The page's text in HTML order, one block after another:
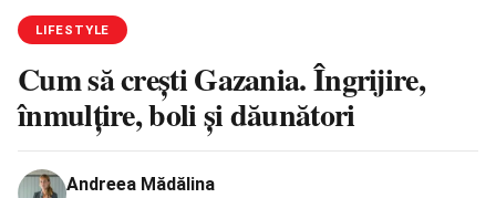
LIFESTYLE
Cum să crești Gazania. Îngrijire,
înmulțire, boli și dăunători
Andreea Mădălina